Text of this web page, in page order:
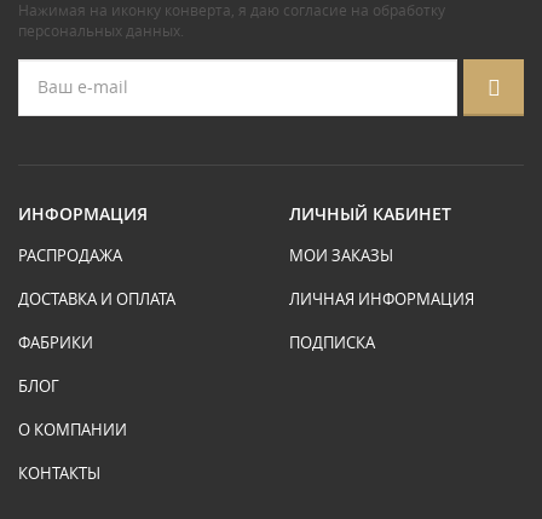
Нажимая на иконку конверта, я даю согласие на обработку
персональных данных.
ИНФОРМАЦИЯ
РАСПРОДАЖА
ДОСТАВКА И ОПЛАТА
ФАБРИКИ
БЛОГ
О КОМПАНИИ
КОНТАКТЫ
ЛИЧНЫЙ КАБИНЕТ
МОИ ЗАКАЗЫ
ЛИЧНАЯ ИНФОРМАЦИЯ
ПОДПИСКА